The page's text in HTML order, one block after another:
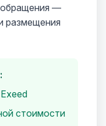
обращения —
размещения
стоимости